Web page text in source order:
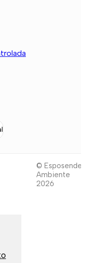
© Esposende
Ambiente
2026